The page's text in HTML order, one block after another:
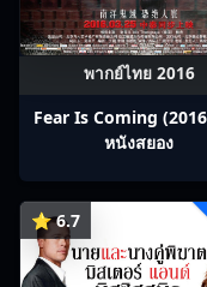
พากย์ไทย 2016
Fear Is Coming
หนังสยอง
⭐ 6.7